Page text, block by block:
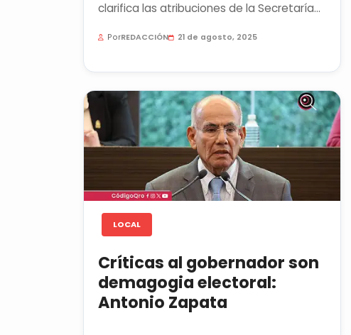
clarifica las atribuciones de la Secretaría
PorREDACCIÓN 21 de agosto, 2025
LOCAL
Críticas al gobernador son
demagogia electoral:
Antonio Zapata